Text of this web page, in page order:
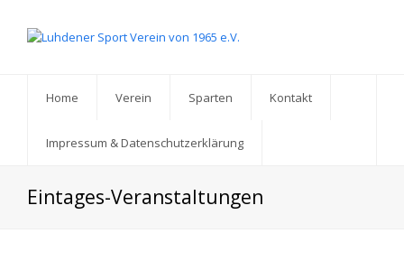
Home Verein Sparten Kontakt
Impressum & Datenschutzerklärung
Eintages-Veranstaltungen